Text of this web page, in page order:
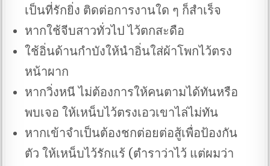
เป็นที่รักยิ่ง ติดต่อการงานใด ๆ ก็สำเร็จ
หากใช้จีบสาวทั่วไป ไว้ตกสะดือ
ใช้อิ่นด้านกำบังให้นำอิ่นใส่ผ้าโพกไว้ตรง
หน้าผาก
หากวิ่งหนี ไม่ต้องการให้คนตามได้ทันหรือ
พบเจอ ให้เหน็บไว้ตรงเอวเขาไล่ไม่ทัน
หากเข้าจำเป็นต้องชกต่อยต่อสู้เพื่อป้องกัน
ตัว ให้เหน็บไว้รักแร้ (ตำราว่าไว้ แต่ผมว่า